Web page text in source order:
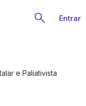
Entrar
e Paliativista